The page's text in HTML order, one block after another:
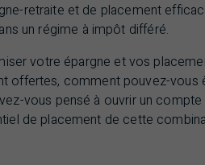
retraite et de placement
un régime à impôt différé.
votre épargne et vos
offertes, comment pouvez-vous
vous pensé à ouvrir un compte
de placement de cette